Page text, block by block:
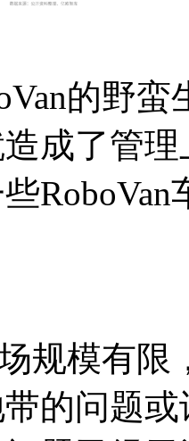
的野
成了管
规模有
的问题